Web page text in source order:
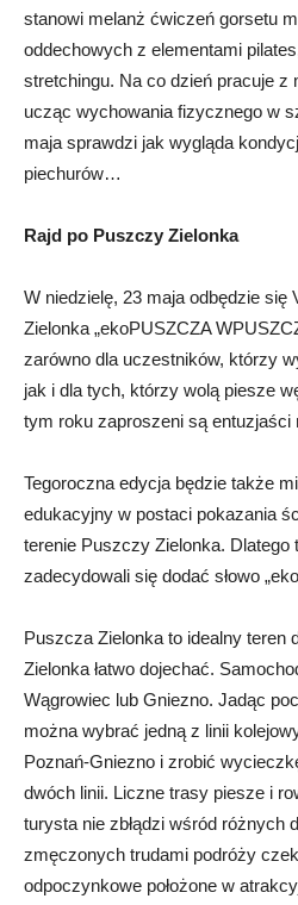
stanowi melanż ćwiczeń gorsetu
oddechowych z elementami
stretchingu. Na co dzień pracuje z
ucząc wychowania fizycznego w
maja sprawdzi jak wygląda
piechurów…
Rajd po Puszczy Zielonka
W niedzielę, 23 maja odbędzie się
Zielonka „ekoPUSZCZA
zarówno dla uczestników, którzy
jak i dla tych, którzy wolą piesze
tym roku zaproszeni są entuzjaści
Tegoroczna edycja będzie także
edukacyjny w postaci pokazania
terenie Puszczy Zielonka. Dlatego
zadecydowali się dodać słowo
Puszcza Zielonka to idealny teren
Zielonka łatwo dojechać.
Wągrowiec lub Gniezno. Jadąc
można wybrać jedną z linii
Poznań-Gniezno i zrobić
dwóch linii. Liczne trasy piesze i
turysta nie zbłądzi wśród różnych
zmęczonych trudami podróży
odpoczynkowe położone w